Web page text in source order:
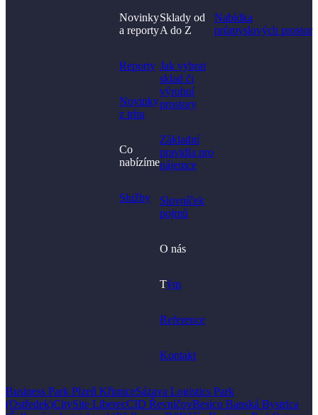
Novinky
a reporty
Reporty
Novinky
z trhu
Co
nabízíme
Služby
Sklady od
A do Z
Jak vybrat
sklad či
výrobní
prostory​
Základní
pravidla pro
nájemce
Slovníček
pojmů
O nás
Tým
Reference
Kontakt
Nabídka
průmyslových prostor
Business Park Plzeň KřimiceSázava Logistics Park
(Ostředek)CitySite LiberecCID ŘevničovBesico Banská Bystrica